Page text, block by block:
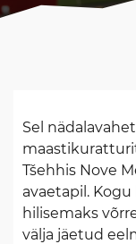
Sel
Tšehhis Nove
avaetapil.
hilisemaks
välja jäetud